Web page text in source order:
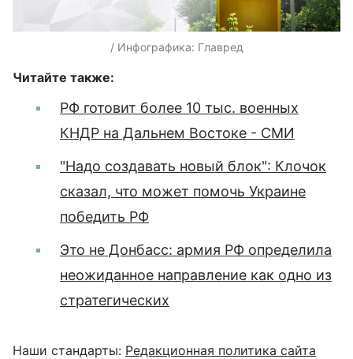
/ Инфографика: Главред
Читайте также:
РФ готовит более 10 тыс. военных
КНДР на Дальнем Востоке - СМИ
"Надо создавать новый блок": Клочок
сказал, что может помочь Украине
победить РФ
Это не Донбасс: армия РФ определила
неожиданное направление как одно из
стратегических
Наши стандарты: Редакционная политика сайта